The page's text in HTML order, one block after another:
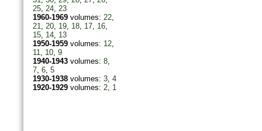
25, 24, 23
1960-1969volumes: 22,
21, 20, 19, 18, 17, 16,
15, 14, 13
1950-1959volumes: 12,
11, 10, 9
1940-1943volumes: 8,
7, 6, 5
1930-1938volumes: 3, 4
1920-1929volumes: 2, 1